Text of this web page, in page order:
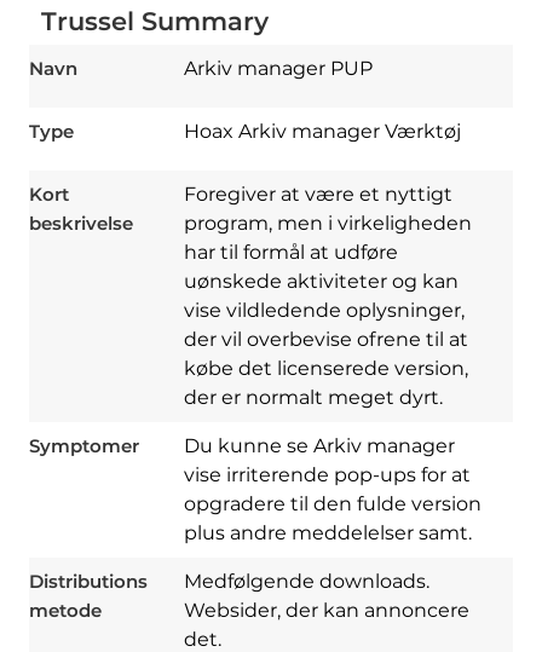
Trussel Summary
Navn Arkiv manager PUP
Type Hoax Arkiv manager Værktøj
Kort
beskrivelse
Foregiver at være et nyttigt
program, men i virkeligheden
har til formål at udføre
uønskede aktiviteter og kan
vise vildledende oplysninger,
der vil overbevise ofrene til at
købe det licenserede version,
der er normalt meget dyrt.
Symptomer
Du kunne se Arkiv manager
vise irriterende pop-ups for at
opgradere til den fulde version
plus andre meddelelser samt.
Distributions
metode
Medfølgende downloads.
Websider, der kan annoncere
det.
Download
Spy Hunter